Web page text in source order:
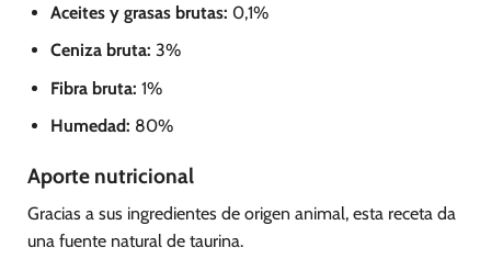
Aceites y grasas brutas: 0,1%
Ceniza bruta: 3%
Fibra bruta: 1%
Humedad: 80%
Aporte nutricional
Gracias a sus ingredientes de origen animal, esta receta da
una fuente natural de taurina.